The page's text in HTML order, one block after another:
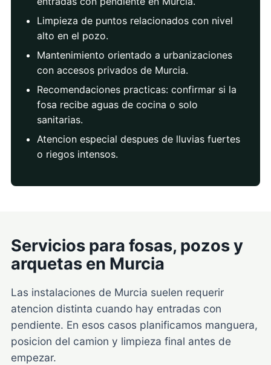
Limpieza de puntos relacionados con nivel
alto en el pozo.
Mantenimiento orientado a urbanizaciones
con accesos privados de Murcia.
Recomendaciones practicas: confirmar si la
fosa recibe aguas de cocina o solo
sanitarias.
Atencion especial despues de lluvias fuertes
o riegos intensos.
Servicios para fosas, pozos y
arquetas en Murcia
Las instalaciones de Murcia suelen requerir
atencion distinta cuando hay entradas con
pendiente. En esos casos planificamos manguera,
posicion del camion y limpieza final antes de
empezar.